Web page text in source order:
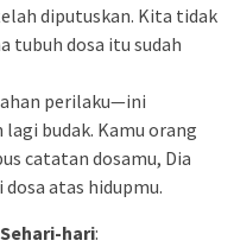
diputuskan. Kita tidak
tubuh dosa itu sudah
perilaku—ini
budak. Kamu orang
catatan dosamu, Dia
atas hidupmu.
hari: